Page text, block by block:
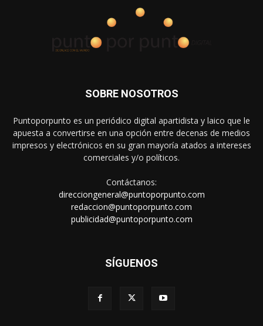
SOBRE NOSOTROS
Puntoporpunto es un periódico digital apartidista y laico que le
apuesta a convertirse en una opción entre decenas de medios
impresos y electrónicos en su gran mayoría atados a intereses
comerciales y/o políticos.
Contáctanos:
direcciongeneral@puntoporpunto.com
redaccion@puntoporpunto.com
publicidad@puntoporpunto.com
SÍGUENOS